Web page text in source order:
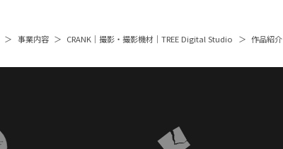
事業内容 CRANK｜撮影・撮影機材｜TREE Digital Studio 作品紹介